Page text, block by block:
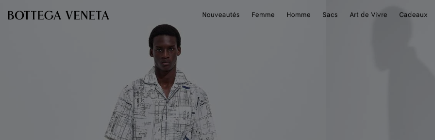
Nouveautés
Femme Homme Sacs Art de Vivre Cadeaux